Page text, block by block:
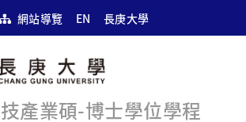
網站導覽 EN 長庚大學
產業碩-博士學位學程